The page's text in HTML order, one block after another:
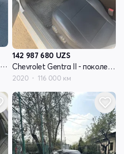
Chevrolet Gentra II - поколение
142 987 680 UZS
Chevrolet Gentra II - поколение
2020 116 000 км